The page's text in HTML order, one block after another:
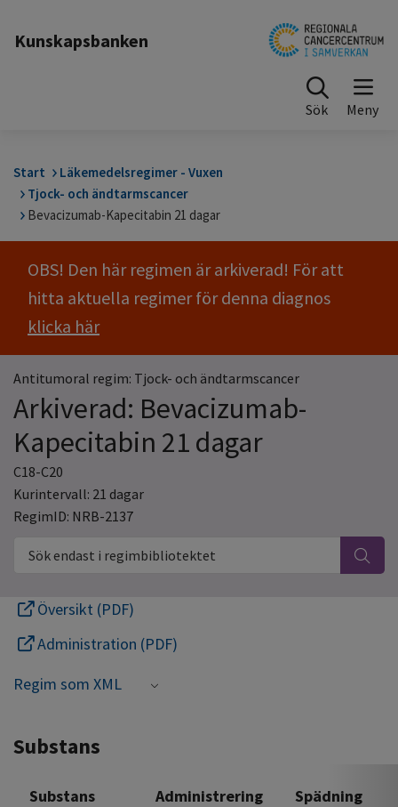
Kunskapsbanken
Sök
Start
Läkemedelsregimer - Vuxen
Tjock- och ändtarmscancer
Bevacizumab-Kapecitabin 21 dagar
OBS! Den här regimen är arkiverad! För att
hitta aktuella regimer för denna diagnos
klicka här
Antitumoral regim: Tjock- och ändtarmscancer
Arkiverad: Bevacizumab-
Kapecitabin 21 dagar
C18-C20
Kurintervall: 21 dagar
RegimID: NRB-2137
Sök endast i regimbibliotektet
Översikt (PDF)
Administration (PDF)
Regim som XML
Substans
Substans Administrering Spädning